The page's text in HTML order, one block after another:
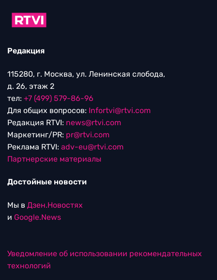
Редакция
115280, г. Москва, ул. Ленинская слобода,
д. 26, этаж 2
тел: +7 (499) 579-86-96
Для общих вопросов: Infortvi@rtvi.com
Редакция RTVI: news@rtvi.com
Маркетинг/PR: pr@rtvi.com
Реклама RTVI: adv-eu@rtvi.com
Партнерские материалы
Достойные новости
Мы в Дзен.Новостях
и Google.News
Уведомление об использовании рекомендательных
технологий